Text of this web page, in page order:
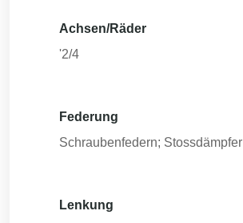
Achsen/Räder
'2/4
Federung
Schraubenfedern; Stossdämpfer
Lenkung